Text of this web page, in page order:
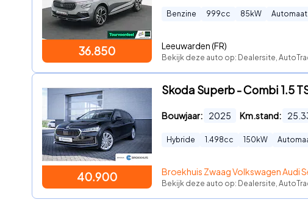
36.850
Benzine 999cc 85 kW Automaat
Leeuwarden (FR)
Bekijk deze auto op: Dealersite,
40.900
Skoda Superb - Combi 1.5
Bouwjaar: 2025 Km.stand:
Hybride 1.498cc 150 kW
Broekhuis Zwaag Volkswagen Audi
Bekijk deze auto op: Dealersite,